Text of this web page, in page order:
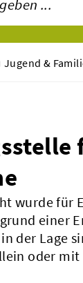
Jugend &
wurde für
einer
der Lage
oder